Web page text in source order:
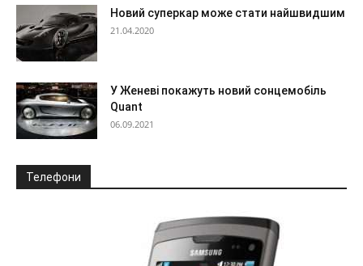
Новий суперкар може стати найшвидшим
21.04.2020
У Женеві покажуть новий сонцемобіль
Quant
06.09.2021
Телефони